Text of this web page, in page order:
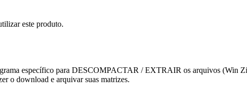
este produto.
específico para DESCOMPACTAR / EXTRAIR os arquivos (Win
o download e arquivar suas matrizes.